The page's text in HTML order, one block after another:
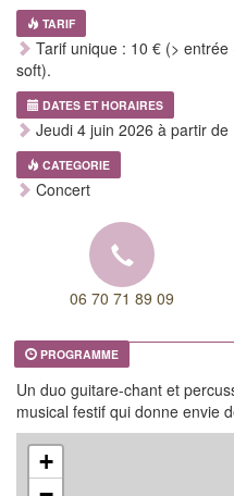
TARIF
Tarif unique : 10 € (>
soft).
DATES ET HORAIRES
Jeudi 4 juin 2026 à partir de
CATEGORIE
Concert
06 70 71 89 09
PROGRAMME
Un duo guitare-chant et
musical festif qui donne envie
+